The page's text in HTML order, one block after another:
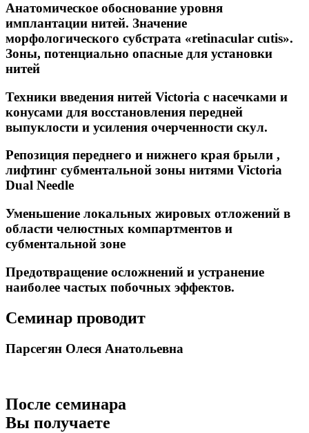
Анатомическое обоснование уровня
имплантации нитей. Значение
морфологического субстрата «retinacular cutis».
Зоны, потенциально опасные для установки
нитей
Техники введения нитей Victoria с насечками и
конусами для восстановления передней
выпуклости и усиления очерченности скул.
Репозиция переднего и нижнего края брыли ,
лифтинг субментальной зоны нитями Victoria
Dual Needle
Уменьшение локальных жировых отложений в
области челюстных компартментов и
субментальной зоне
Предотвращение осложнений и устранение
наиболее частых побочных эффектов.
Семинар проводит
Парсегян Олеся Анатольевна
После семинара
Вы получаете